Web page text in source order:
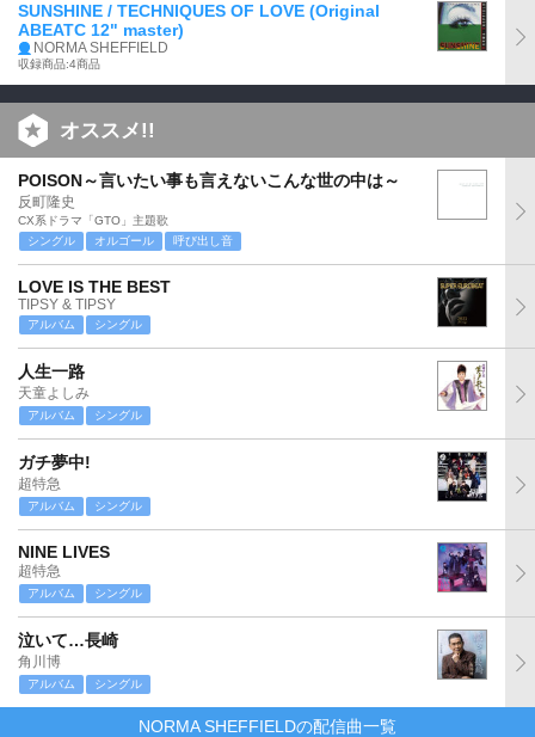
SUNSHINE / TECHNIQUES OF LOVE (Original
ABEATC 12" master)
NORMA SHEFFIELD
収録商品:4商品
オススメ!!
POISON～言いたい事も言えないこんな世の中は～
反町隆史
CX系ドラマ「GTO」主題歌
シングル
オルゴール 呼び出し音
LOVE IS THE BEST
TIPSY & TIPSY
アルバム シングル
人生一路
天童よしみ
アルバム シングル
ガチ夢中!
超特急
アルバム シングル
NINE LIVES
超特急
アルバム シングル
泣いて…長崎
角川博
アルバム シングル
NORMA SHEFFIELDの配信曲一覧